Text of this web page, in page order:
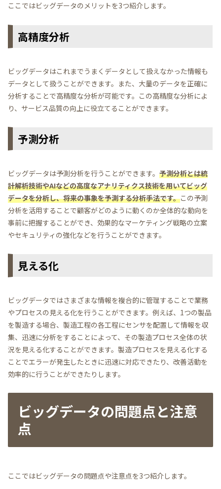
ここではビッグデータのメリットを3つ紹介します。
高精度分析
ビッグデータはこれまでうまくデータとして扱えなかった情報も
データとして扱うことができます。また、大量のデータを正確に
分析することで高精度な分析が可能です。この高精度な分析によ
り、サービス品質の向上に役立てることができます。
予測分析
ビッグデータは予測分析を行うことができます。 予測分析とは統
計解析技術やAIなどの高度なアナリティクス技術を用いてビッグ
データを分析し、将来の事象を予測する分析手法です。この予測
分析を活用することで顧客がどのように動くのか全体的な動向を
事前に把握することができ、効果的なマーケティング戦略の立案
やセキュリティの強化などを行うことができます。
見える化
ビッグデータではさまざまな情報を複合的に管理することで業務
やプロセスの見える化を行うことができます。例えば、1つの製品
を製造する場合、製造工程の各工程にセンサを配置して情報を収
集、迅速に分析をすることによって、その製造プロセス全体の状
況を見える化することができます。製造プロセスを見える化する
ことでエラーが発生したときに迅速に対応できたり、改善活動を
効率的に行うことができたりします。
ビッグデータの問題点と注意
点
ここではビッグデータの問題点や注意点を3つ紹介します。